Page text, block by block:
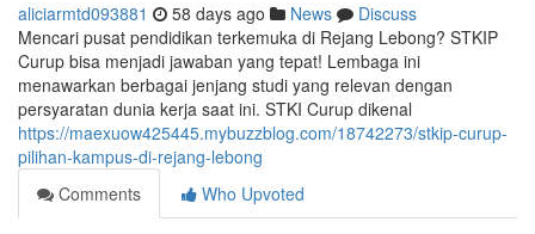
aliciarmtd093881 58 days ago News
Discuss
Mencari pusat pendidikan terkemuka di Rejang Lebong? STKIP
Curup bisa menjadi jawaban yang tepat! Lembaga ini
menawarkan berbagai jenjang studi yang relevan dengan
persyaratan dunia kerja saat ini. STKI Curup dikenal
https://maexuow425445.mybuzzblog.com/18742273/stkip-curup-
pilihan-kampus-di-rejang-lebong
Comments
Who Upvoted